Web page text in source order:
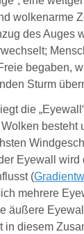
wolkenarme
des Auges
begaben,
Sturm
die „Eyewall
besteht
Eyewall wird
(
mehrere
äußere
in diesem